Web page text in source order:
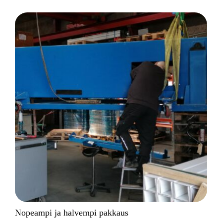
Nopeampi ja halvempi pakkaus